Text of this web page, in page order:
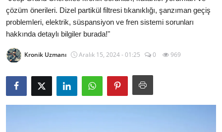
Trafik & Cezalar
Sigorta & Kasko
Vergi & ÖTV & MTV
Muayene & Ruhsat
Sorgulamalar
çözüm önerileri. Dizel partikül filtresi tıkanıklığı, şanzıman geçiş
problemleri, elektrik, süspansiyon ve fren sistemi sorunları
hakkında detaylı bilgiler burada!"
Kronik Uzmanı Aralık 15, 2024 - 01:25 0 969